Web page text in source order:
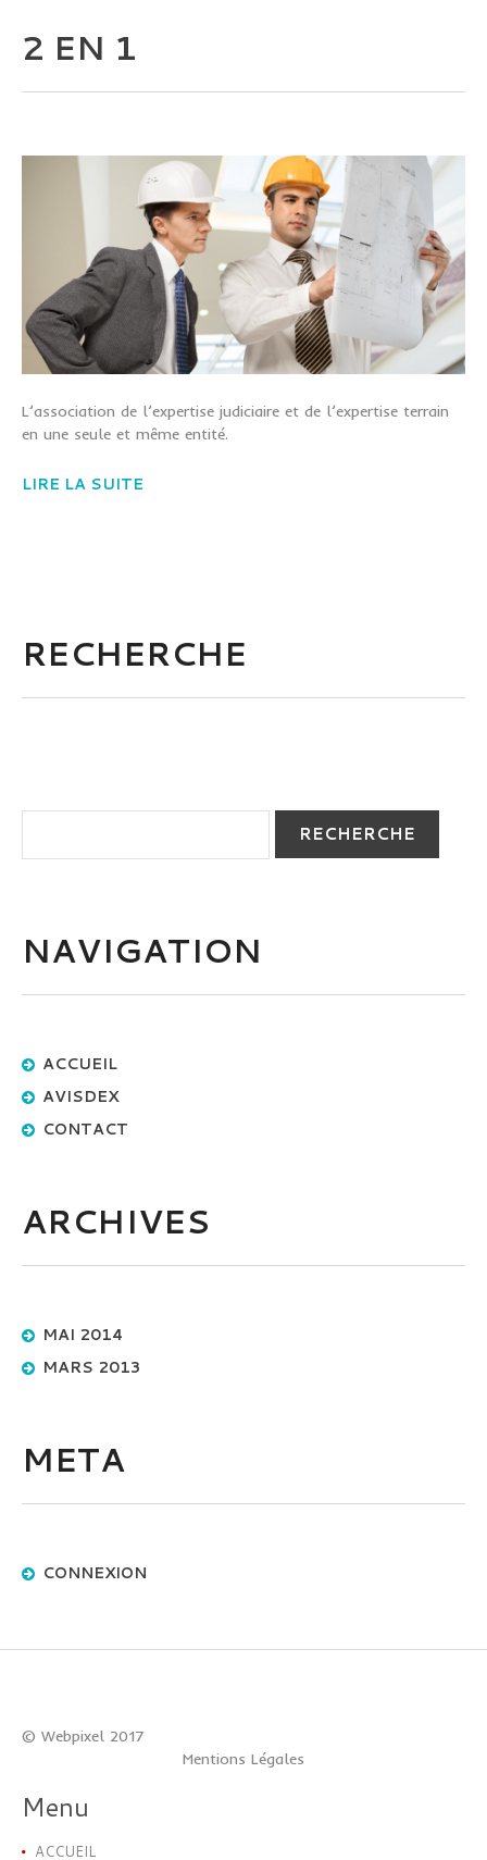
2 EN 1
L’association de l’expertise judiciaire et de l’expertise terrain
en une seule et même entité.
LIRE LA SUITE
RECHERCHE
NAVIGATION
ACCUEIL
AVISDEX
CONTACT
ARCHIVES
MAI 2014
MARS 2013
META
CONNEXION
© Webpixel 2017
Mentions Légales
Menu
ACCUEIL